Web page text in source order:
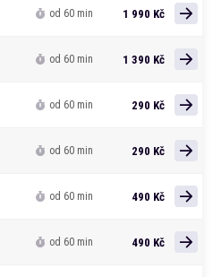
od 60 min 1 990 Kč
od 60 min 1 390 Kč
od 60 min 290 Kč
od 60 min 290 Kč
od 60 min 490 Kč
od 60 min 490 Kč